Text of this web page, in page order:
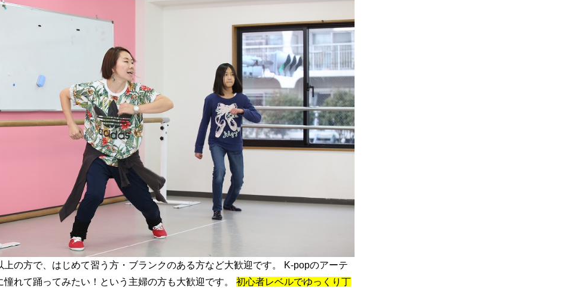
上の方で、はじめて習う方・ブランクのある方など大歓迎です。 K-popのアーテ
憧れて踊ってみたい！という主婦の方も大歓迎です。 初心者レベルでゆっくり丁